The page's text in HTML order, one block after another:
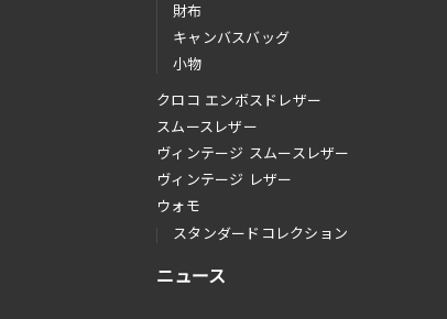
財布
キャンバスバッグ
小物
クロコ エンボスドレザー
スムースレザー
ヴィンテージ スムースレザー
ヴィンテージ レザー
ウォモ
スタンダードコレクション
ニュース